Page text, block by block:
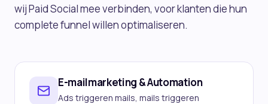
wijPaid Socialmee verbinden, voor klanten die hun
complete funnel willen optimaliseren.
E-mailmarketing & Automation
Ads triggeren mails, mails triggeren